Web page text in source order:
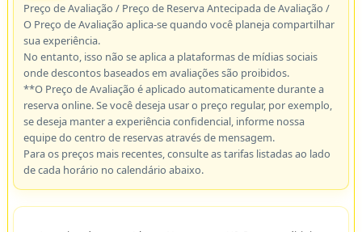
Preço de Avaliação / Preço de Reserva Antecipada de Avaliação /
O Preço de Avaliação aplica-se quando você planeja compartilhar
sua experiência.
No entanto, isso não se aplica a plataformas de mídias sociais
onde descontos baseados em avaliações são proibidos.
**O Preço de Avaliação é aplicado automaticamente durante a
reserva online. Se você deseja usar o preço regular, por exemplo,
se deseja manter a experiência confidencial, informe nossa
equipe do centro de reservas através de mensagem.
Para os preços mais recentes, consulte as tarifas listadas ao lado
de cada horário no calendário abaixo.